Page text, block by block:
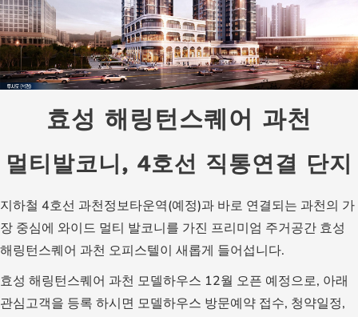
효성 해링턴스퀘어 과천
멀티발코니, 4호선 직통연결 단지
지하철 4호선 과천정보타운역(예정)과 바로 연결되는 과천의 가
장 중심에 와이드 멀티 발코니를 가진 프리미엄 주거공간 효성
해링턴스퀘어 과천 오피스텔이 새롭게 들어섭니다.
효성 해링턴스퀘어 과천 모델하우스 12월 오픈 예정으로, 아래
관심고객을 등록 하시면 모델하우스 방문예약 접수, 청약일정,